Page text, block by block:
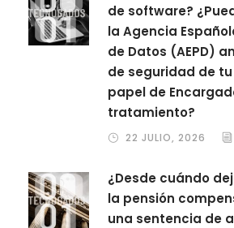
de software?
la Agencia
de Datos (AEPD)
de seguridad de
papel de
tratamiento?
22 JULIO, 2026
¿Desde cuándo
la pensión
una sentencia de